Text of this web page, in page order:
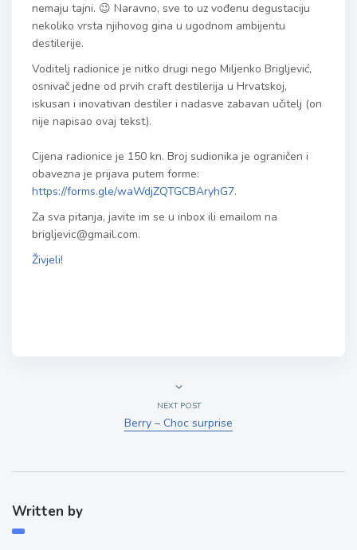
nemaju tajni. 😉 Naravno, sve to uz vođenu degustaciju
nekoliko vrsta njihovog gina u ugodnom ambijentu
destilerije.
Voditelj radionice je nitko drugi nego Miljenko Brigljević,
osnivač jedne od prvih craft destilerija u Hrvatskoj,
iskusan i inovativan destiler i nadasve zabavan učitelj (on
nije napisao ovaj tekst).
Cijena radionice je 150 kn. Broj sudionika je ograničen i
obavezna je prijava putem forme:
https://forms.gle/waWdjZQTGCBAryhG7.
Za sva pitanja, javite im se u inbox ili emailom na
brigljevic@gmail.com.
Živjeli!
NEXT POST
Berry – Choc surprise
Written by